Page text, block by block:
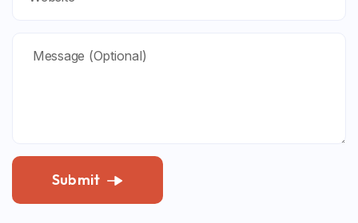
Submit